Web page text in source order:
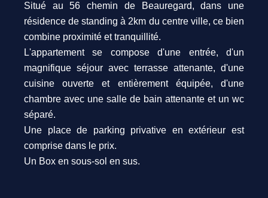
Situé au 56 chemin de Beauregard, dans une
résidence de standing à 2km du centre ville, ce bien
combine proximité et tranquillité.
L'appartement se compose d'une entrée, d'un
magnifique séjour avec terrasse attenante, d'une
cuisine ouverte et entièrement équipée, d'une
chambre avec une salle de bain attenante et un wc
séparé.
Une place de parking privative en extérieur est
comprise dans le prix.
Un Box en sous-sol en sus.